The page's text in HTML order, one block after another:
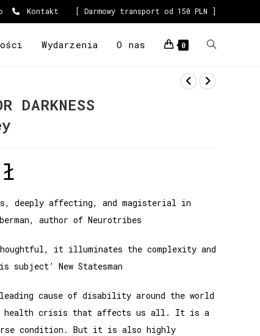
Kontakt [ Darmowy transport od 150 PLN ]
Wydarzenia O nas 0
DARKNESS
deeply affecting, and magisterial in
author of Neurotribes
it illuminates the complexity and
subject’ New Statesman
cause of disability around the world
health crisis that affects us all. It is a
condition. But it is also highly